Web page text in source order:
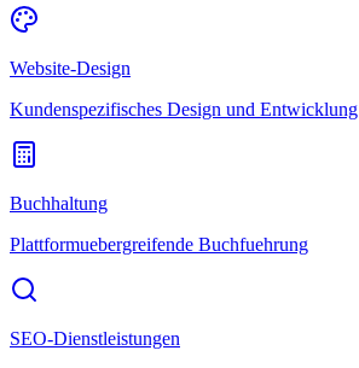
Website-Design
Kundenspezifisches Design und Entwicklung
Buchhaltung
Plattformuebergreifende Buchfuehrung
SEO-Dienstleistungen